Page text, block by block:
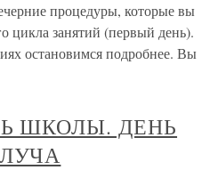
процедуры, которые вы
цикла занятий (первый день).
остановимся подробнее. Вы
ШКОЛЫ. ДЕНЬ